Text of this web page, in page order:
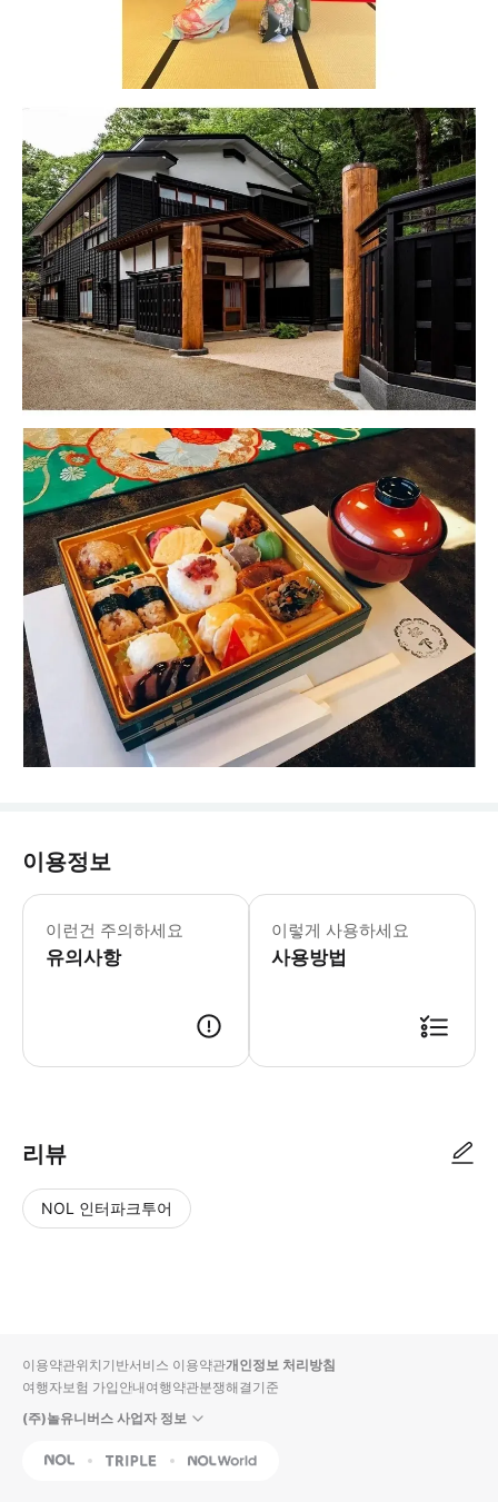
이용정보
이런건 주의하세요
유의사항
이렇게 사용하세요
사용방법
리뷰
NOL 인터파크투어
입니
다.
순
상
이용약관위치기반서비스 이용약관개인정보 처리방침
여행자보험 가입안내여행약관분쟁해결기준
(주)놀유니버스 사업자 정보
NOL Triple Interpark Global